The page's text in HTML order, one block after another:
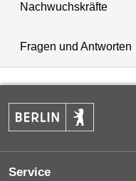
Nachwuchskräfte
Fragen und Antworten
Service